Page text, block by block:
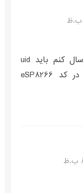
اگر از esp با پروتکل http داده ارسال کنم باید uid
سنسور با اسمی که برای سنسور در کد eSP8266